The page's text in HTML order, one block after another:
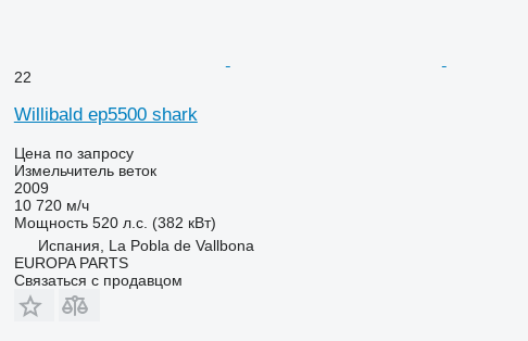
22
Willibald ep5500 shark
Цена по запросу
Измельчитель веток
2009
10 720 м/ч
Мощность 520 л.с. (382 кВт)
Испания, La Pobla de Vallbona
EUROPA PARTS
Связаться с продавцом